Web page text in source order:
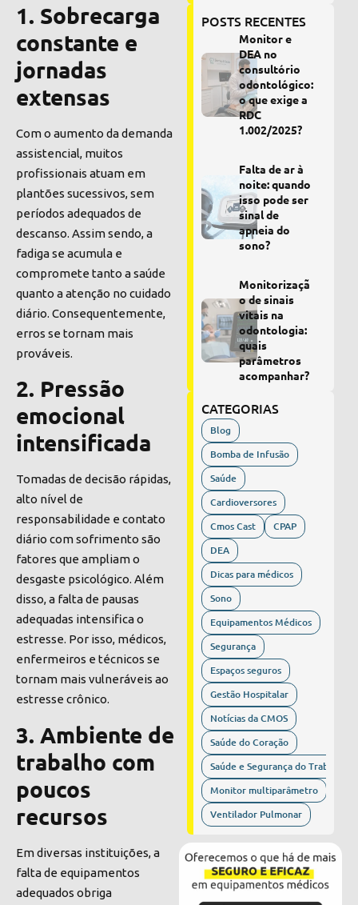
1. Sobrecarga
constante e
jornadas
extensas
Com o aumento da demanda
assistencial, muitos
profissionais atuam em
plantões sucessivos, sem
períodos adequados de
descanso. Assim sendo, a
fadiga se acumula e
compromete tanto a saúde
quanto a atenção no cuidado
diário. Consequentemente,
erros se tornam mais
prováveis.
2. Pressão
emocional
intensificada
Tomadas de decisão rápidas,
alto nível de
responsabilidade e contato
diário com sofrimento são
fatores que ampliam o
desgaste psicológico. Além
disso, a falta de pausas
adequadas intensifica o
estresse. Por isso, médicos,
enfermeiros e técnicos se
tornam mais vulneráveis ao
estresse crônico.
3. Ambiente de
trabalho com
poucos
recursos
Em diversas instituições, a
falta de equipamentos
adequados obriga
POSTS RECENTES
Monitor e
DEA no
consultório
odontológico:
o que exige a
RDC
1.002/2025?
Falta de ar à
noite: quando
isso pode ser
sinal de
apneia do
sono?
Monitorizaçã
o de sinais
vitais na
odontologia:
quais
parâmetros
acompanhar?
CATEGORIAS
Blog
Bomba de Infusão
Saúde
Cardioversores
Cmos Cast
CPAP
DEA
Dicas para médicos
Sono
Equipamentos Médicos
Segurança
Espaços seguros
Gestão Hospitalar
Notícias da CMOS
Saúde do Coração
Saúde e Segurança do Trabalho
Monitor multiparâmetro
Ventilador Pulmonar